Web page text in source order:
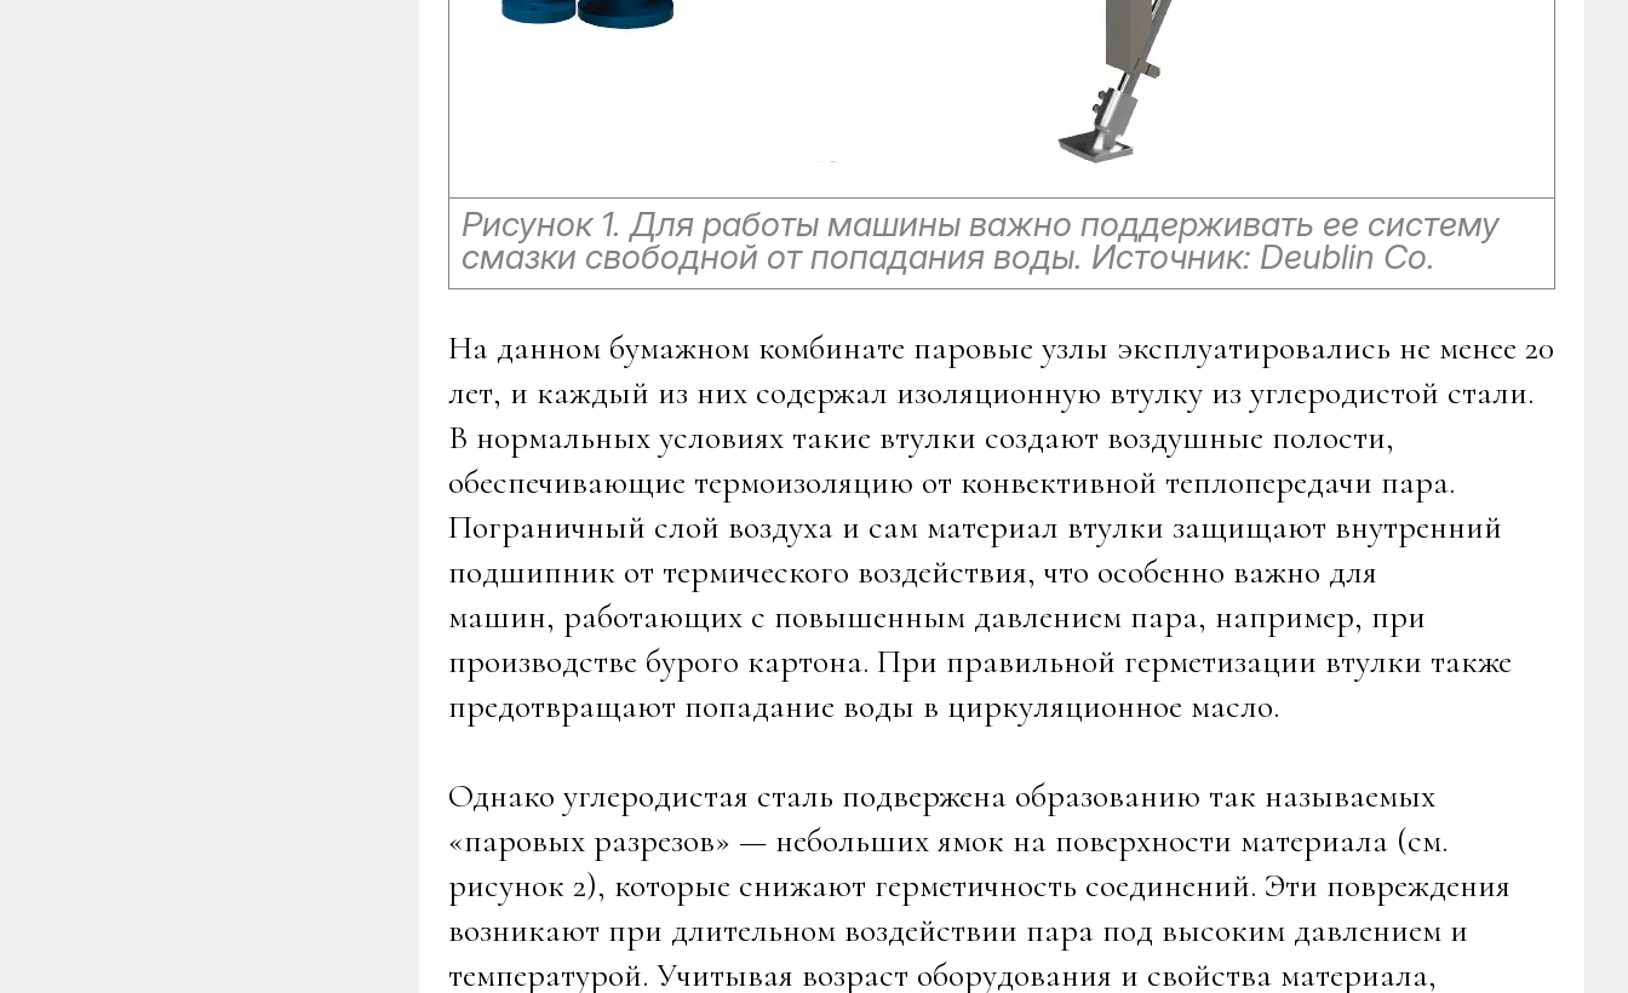
Рисунок 1. Для работы машины важно поддерживать ее систему
смазки свободной от попадания воды. Источник: Deublin Co.
На данном бумажном комбинате паровые узлы эксплуатировались не менее 20
лет, и каждый из них содержал изоляционную втулку из углеродистой стали.
В нормальных условиях такие втулки создают воздушные полости,
обеспечивающие термоизоляцию от конвективной теплопередачи пара.
Пограничный слой воздуха и сам материал втулки защищают внутренний
подшипник от термического воздействия, что особенно важно для
машин, работающих с повышенным давлением пара, например, при
производстве бурого картона. При правильной герметизации втулки также
предотвращают попадание воды в циркуляционное масло.
Однако углеродистая сталь подвержена образованию так называемых
«паровых разрезов» — небольших ямок на поверхности материала (см.
рисунок 2), которые снижают герметичность соединений. Эти повреждения
возникают при длительном воздействии пара под высоким давлением и
температурой. Учитывая возраст оборудования и свойства материала,